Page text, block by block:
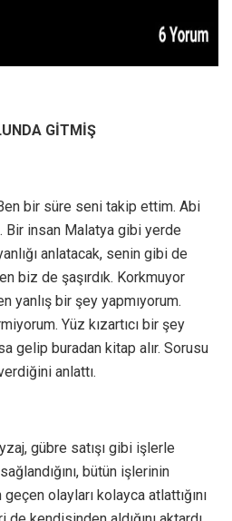
GİTMİŞ
bir süre seni takip ettim. Abi
Bir insan Malatya gibi yerde
anlatacak, senin gibi de
biz de şaşırdık. Korkmuyor
yanlış bir şey yapmıyorum.
Yüz kızartıcı bir şey
gelip buradan kitap alır. Sorusu
anlattı.
gübre satışı gibi işlerle
bütün işlerinin
olayları kolayca atlattığını